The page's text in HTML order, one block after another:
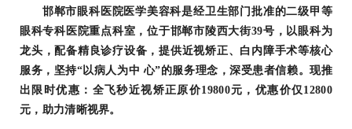
邯郸市眼科医院医学美容科是经卫生部门批准的二级甲等
眼科专科医院重点科室，位于邯郸市陵西大街39号，以眼科为
龙头，配备精良诊疗设备，提供近视矫正、白内障手术等核心
服务，坚持“以病人为中 心”的服务理念，深受患者信赖。现推
出限时优惠：全飞秒近视矫正原价19800元，优惠价仅12800
元，助力清晰视界。